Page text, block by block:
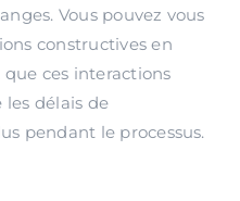
Vous pouvez vous
constructives en
ces interactions
délais de
pendant le processus.